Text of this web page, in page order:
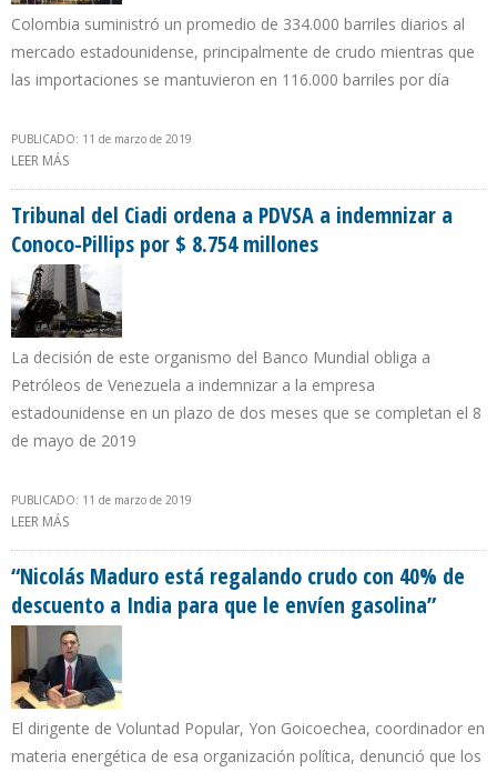
Colombia suministró un promedio de 334.000 barriles diarios al
mercado estadounidense, principalmente de crudo mientras que
las importaciones se mantuvieron en 116.000 barriles por día
PUBLICADO: 11 de marzo de 2019
LEER MÁS
Tribunal del Ciadi ordena a PDVSA a indemnizar a
Conoco-Pillips por $ 8.754 millones
La decisión de este organismo del Banco Mundial obliga a
Petróleos de Venezuela a indemnizar a la empresa
estadounidense en un plazo de dos meses que se completan el 8
de mayo de 2019
PUBLICADO: 11 de marzo de 2019
LEER MÁS
“Nicolás Maduro está regalando crudo con 40% de
descuento a India para que le envíen gasolina”
El dirigente de Voluntad Popular, Yon Goicoechea, coordinador en
materia energética de esa organización política, denunció que los